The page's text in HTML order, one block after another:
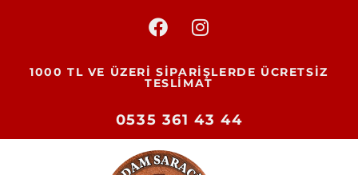
1000 TL VE ÜZERİ SİPARİŞLERDE ÜCRETSİZ
TESLİMAT
0535 361 43 44